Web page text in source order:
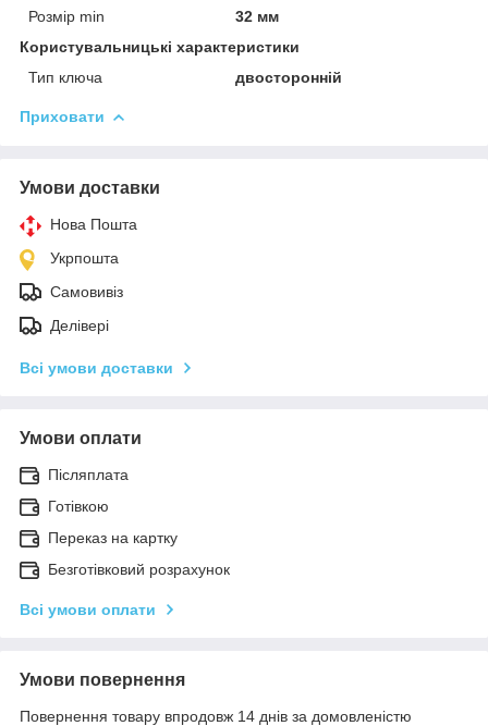
Розмір min
32 мм
Користувальницькі характеристики
Тип ключа
двосторонній
Приховати
Умови доставки
Нова Пошта
Укрпошта
Самовивіз
Делівері
Всі умови доставки
Умови оплати
Післяплата
Готівкою
Переказ на картку
Безготівковий розрахунок
Всі умови оплати
Умови повернення
Повернення товару впродовж 14 днів за домовленістю